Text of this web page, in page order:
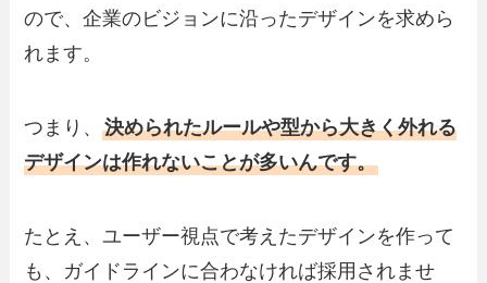
ので、企業のビジョンに沿ったデザインを求めら
れます。
つまり、決められたルールや型から大きく外れる
デザインは作れないことが多いんです。
たとえ、ユーザー視点で考えたデザインを作って
も、ガイドラインに合わなければ採用されませ